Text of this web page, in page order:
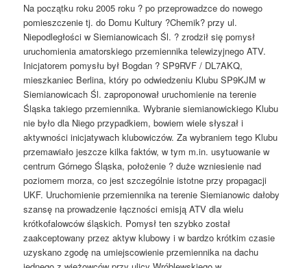
Na początku roku 2005 roku ? po przeprowadzce do nowego
pomieszczenie tj. do Domu Kultury ?Chemik? przy ul.
Niepodległości w Siemianowicach Śl. ? zrodził się pomysł
uruchomienia amatorskiego przemiennika telewizyjnego ATV.
Inicjatorem pomysłu był Bogdan ? SP9RVF / DL7AKQ,
mieszkaniec Berlina, który po odwiedzeniu Klubu SP9KJM w
Siemianowicach Śl. zaproponował uruchomienie na terenie
Śląska takiego przemiennika. Wybranie siemianowickiego Klubu
nie było dla Niego przypadkiem, bowiem wiele słyszał i
aktywności inicjatywach klubowiczów. Za wybraniem tego Klubu
przemawiało jeszcze kilka faktów, w tym m.in. usytuowanie w
centrum Górnego Śląska, położenie ? duże wzniesienie nad
poziomem morza, co jest szczególnie istotne przy propagacji
UKF. Uruchomienie przemiennika na terenie Siemianowic dałoby
szansę na prowadzenie łączności emisją ATV dla wielu
krótkofalowców śląskich. Pomysł ten szybko został
zaakceptowany przez aktyw klubowy i w bardzo krótkim czasie
uzyskano zgodę na umiejscowienie przemiennika na dachu